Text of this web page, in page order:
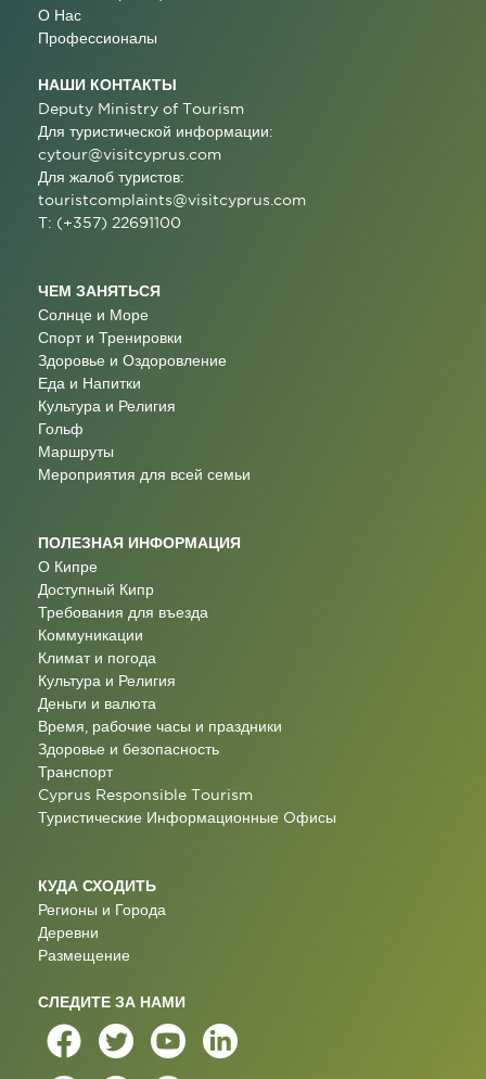
О Нас
Профессионалы
НАШИ КОНТАКТЫ
Deputy Ministry of Tourism
Для туристической информации:
cytour@visitcyprus.com
Для жалоб туристов:
touristcomplaints@visitcyprus.com
T: (+357) 22691100
ЧЕМ ЗАНЯТЬСЯ
Солнце и Море
Спорт и Тренировки
Здоровье и Оздоровление
Еда и Напитки
Культура и Религия
Гольф
Маршруты
Мероприятия для всей семьи
ПОЛЕЗНАЯ ИНФОРМАЦИЯ
О Кипре
Доступный Кипр
Требования для въезда
Коммуникации
Климат и погода
Культура и Религия
Деньги и валюта
Время, рабочие часы и праздники
Здоровье и безопасность
Транспорт
Cyprus Responsible Tourism
Туристические Информационные Oфисы
КУДА СХОДИТЬ
Регионы и Города
Деревни
Размещение
СЛЕДИТЕ ЗА НАМИ